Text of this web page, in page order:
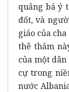
quảng bá ý
đốt, và
giáo của
thê thảm
của một
cự trong
nước